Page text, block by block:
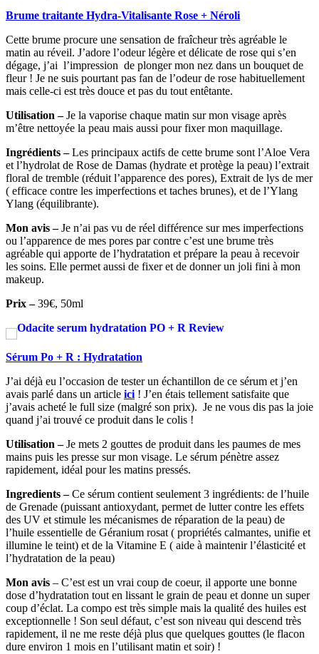
Brume traitante Hydra-Vitalisante Rose + Néroli
Cette brume procure une sensation de fraîcheur très agréable le
matin au réveil. J’adore l’odeur légère et délicate de rose qui s’en
dégage, j’ai l’impression de plonger mon nez dans un bouquet de
fleur ! Je ne suis pourtant pas fan de l’odeur de rose habituellement
mais celle-ci est très douce et pas du tout entêtante.
Utilisation –Je la vaporise chaque matin sur mon visage après
m’être nettoyée la peau mais aussi pour fixer mon maquillage.
Ingrédients –Les principaux actifs de cette brume sont l’Aloe Vera
et l’hydrolat de Rose de Damas (hydrate et protège la peau) l’extrait
floral de tremble (réduit l’apparence des pores), Extrait de lys de mer
( efficace contre les imperfections et taches brunes), et de l’Ylang
Ylang (équilibrante).
Mon avis –Je n’ai pas vu de réel différence sur mes imperfections
ou l’apparence de mes pores par contre c’est une brume très
agréable qui apporte de l’hydratation et prépare la peau à recevoir
les soins. Elle permet aussi de fixer et de donner un joli fini à mon
makeup.
Prix –39€, 50ml
Sérum Po + R : Hydratation
J’ai déjà eu l’occasion de tester un échantillon de ce sérum et j’en
avais parlé dans un article ici ! J’en étais tellement satisfaite que
j’avais acheté le full size (malgré son prix). Je ne vous dis pas la joie
quand j’ai trouvé ce produit dans le colis !
Utilisation –Je mets 2 gouttes de produit dans les paumes de mes
mains puis les presse sur mon visage. Le sérum pénètre assez
rapidement, idéal pour les matins pressés.
Ingredients –Ce sérum contient seulement 3 ingrédients: de l’huile
de Grenade (puissant antioxydant, permet de lutter contre les effets
des UV et stimule les mécanismes de réparation de la peau) de
l’huile essentielle de Géranium rosat ( propriétés calmantes, unifie et
illumine le teint) et de la Vitamine E ( aide à maintenir l’élasticité et
l’hydratation de la peau)
Mon avis – C’est est un vrai coup de coeur, il apporte une bonne
dose d’hydratation tout en lissant le grain de peau et donne un super
coup d’éclat. La compo est très simple mais la qualité des huiles est
exceptionnelle ! Son seul défaut, c’est son niveau qui descend très
rapidement, il ne me reste déjà plus que quelques gouttes (le flacon
dure environ 1 mois en l’utilisant matin et soir) !